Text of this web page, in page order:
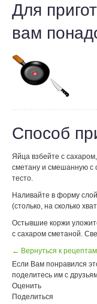
Для
вам
Способ
Яйца взбейте с
сметану и смешанную с
тесто.
Наливайте в форму
(столько, на сколько
Остывшие коржи
с сахаром сметаной.
← Вернуться к
Если Вам понравился
поделитесь им с
Оценить
Поделиться